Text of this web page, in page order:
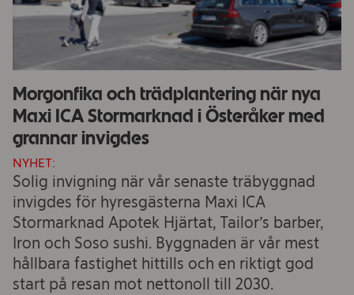
Morgonfika och trädplantering när nya
Maxi ICA Stormarknad i Österåker med
grannar invigdes
NYHET:
Solig invigning när vår senaste träbyggnad
invigdes för hyresgästerna Maxi ICA
Stormarknad Apotek Hjärtat, Tailor’s barber,
Iron och Soso sushi. Byggnaden är vår mest
hållbara fastighet hittills och en riktigt god
start på resan mot nettonoll till 2030.